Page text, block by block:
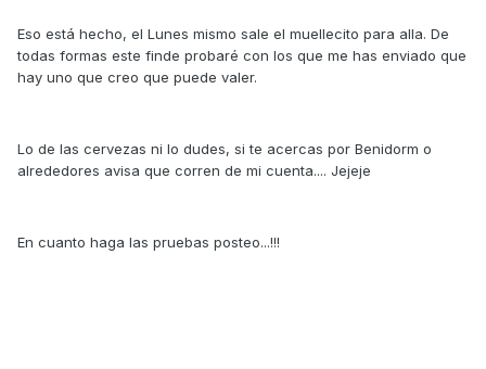
Eso está hecho, el Lunes mismo sale el muellecito para alla. De
todas formas este finde probaré con los que me has enviado que
hay uno que creo que puede valer.
Lo de las cervezas ni lo dudes, si te acercas por Benidorm o
alrededores avisa que corren de mi cuenta.... Jejeje
En cuanto haga las pruebas posteo...!!!